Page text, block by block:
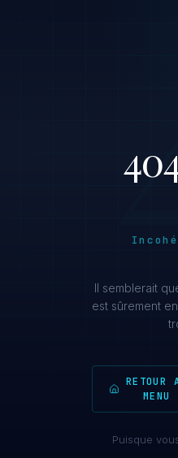
Il semblerait
est sûrement
RETOUR
MENU
Puisque